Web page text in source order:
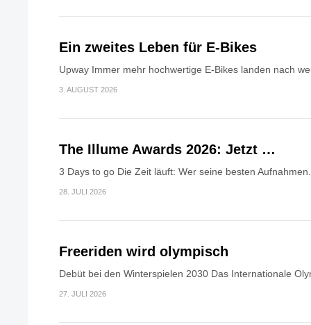
Ein zweites Leben für E-Bikes
Upway Immer mehr hochwertige E-Bikes landen nach
3. AUGUST 2026
The Illume Awards 2026: Jetzt …
3 Days to go Die Zeit läuft: Wer seine besten
28. JULI 2026
Freeriden wird olympisch
Debüt bei den Winterspielen 2030 Das Internationale
27. JULI 2026